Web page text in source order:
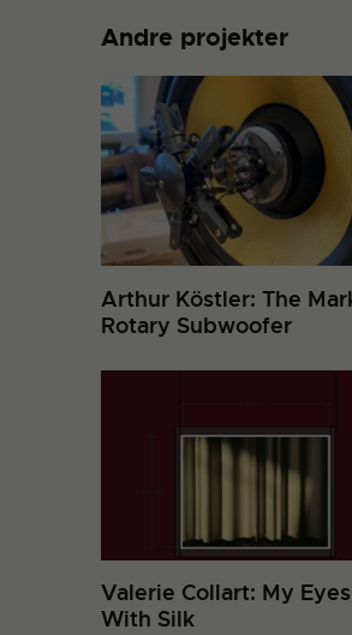
Andre projekter
Arthur Köstler: The
Rotary Subwoofer
Valerie Collart: My
With Silk